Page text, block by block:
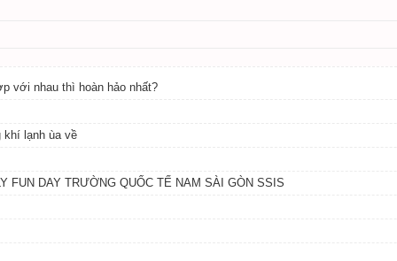
với nhau thì hoàn hảo nhất?
khí lạnh ùa về
FUN DAY TRƯỜNG QUỐC TẾ NAM SÀI GÒN SSIS